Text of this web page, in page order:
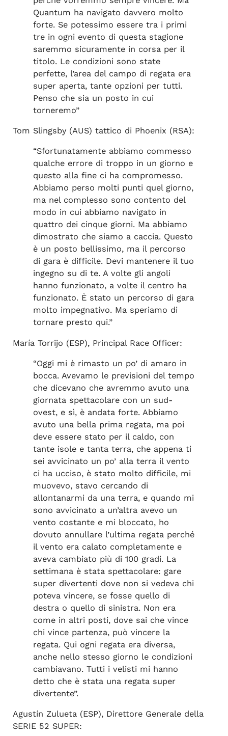
Quantum ha navigato davvero molto
forte. Se potessimo essere tra i primi
tre in ogni evento di questa stagione
saremmo sicuramente in corsa per il
titolo. Le condizioni sono state
perfette, l’area del campo di regata era
super aperta, tante opzioni per tutti.
Penso che sia un posto in cui
torneremo”
Tom Slingsby (AUS) tattico di Phoenix (RSA):
“Sfortunatamente abbiamo commesso
qualche errore di troppo in un giorno e
questo alla fine ci ha compromesso.
Abbiamo perso molti punti quel giorno,
ma nel complesso sono contento del
modo in cui abbiamo navigato in
quattro dei cinque giorni. Ma abbiamo
dimostrato che siamo a caccia. Questo
è un posto bellissimo, ma il percorso
di gara è difficile. Devi mantenere il tuo
ingegno su di te. A volte gli angoli
hanno funzionato, a volte il centro ha
funzionato. È stato un percorso di gara
molto impegnativo. Ma speriamo di
tornare presto qui.”
María Torrijo (ESP), Principal Race Officer:
“Oggi mi è rimasto un po’ di amaro in
bocca. Avevamo le previsioni del tempo
che dicevano che avremmo avuto una
giornata spettacolare con un sud-
ovest, e sì, è andata forte. Abbiamo
avuto una bella prima regata, ma poi
deve essere stato per il caldo, con
tante isole e tanta terra, che appena ti
sei avvicinato un po’ alla terra il vento
ci ha ucciso, è stato molto difficile, mi
muovevo, stavo cercando di
allontanarmi da una terra, e quando mi
sono avvicinato a un’altra avevo un
vento costante e mi bloccato, ho
dovuto annullare l’ultima regata perché
il vento era calato completamente e
aveva cambiato più di 100 gradi. La
settimana è stata spettacolare: gare
super divertenti dove non si vedeva chi
poteva vincere, se fosse quello di
destra o quello di sinistra. Non era
come in altri posti, dove sai che vince
chi vince partenza, può vincere la
regata. Qui ogni regata era diversa,
anche nello stesso giorno le condizioni
cambiavano. Tutti i velisti mi hanno
detto che è stata una regata super
divertente”.
Agustín Zulueta (ESP), Direttore Generale della
SERIE 52 SUPER: